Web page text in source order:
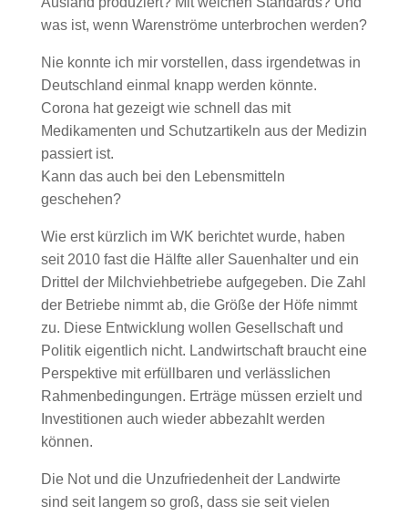
was ist, wenn Warenströme unterbrochen werden?
Nie konnte ich mir vorstellen, dass irgendetwas in
Deutschland einmal knapp werden könnte.
Corona hat gezeigt wie schnell das mit
Medikamenten und Schutzartikeln aus der Medizin
passiert ist.
Kann das auch bei den Lebensmitteln
geschehen?
Wie erst kürzlich im WK berichtet wurde, haben
seit 2010 fast die Hälfte aller Sauenhalter und ein
Drittel der Milchviehbetriebe aufgegeben. Die Zahl
der Betriebe nimmt ab, die Größe der Höfe nimmt
zu. Diese Entwicklung wollen Gesellschaft und
Politik eigentlich nicht. Landwirtschaft braucht eine
Perspektive mit erfüllbaren und verlässlichen
Rahmenbedingungen. Erträge müssen erzielt und
Investitionen auch wieder abbezahlt werden
können.
Die Not und die Unzufriedenheit der Landwirte
sind seit langem so groß, dass sie seit vielen